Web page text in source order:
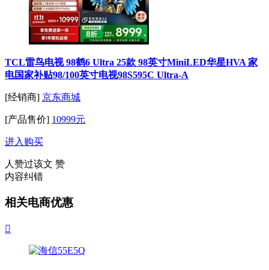
TCL雷鸟电视 98鹤6 Ultra 25款 98英寸MiniLED华星HVA 家
电国家补贴98/100英寸电视98S595C Ultra-A
[经销商] 京东商城
[产品售价] 10999元
进入购买
人赞过该文 赞
内容纠错
相关电商优惠
